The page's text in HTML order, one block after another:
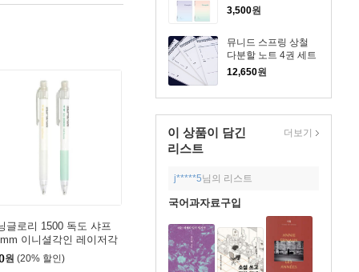
3,500원
뮤니드 스프링 상철
다분할 노트 4권 세트
12,650원
이 상품이 담긴
리스트
더보기
j*****5님의 리스트
국어과자료구입
글로리 1500 독도 샤프
이니셜각인 레이저각
원 (20% 할인)